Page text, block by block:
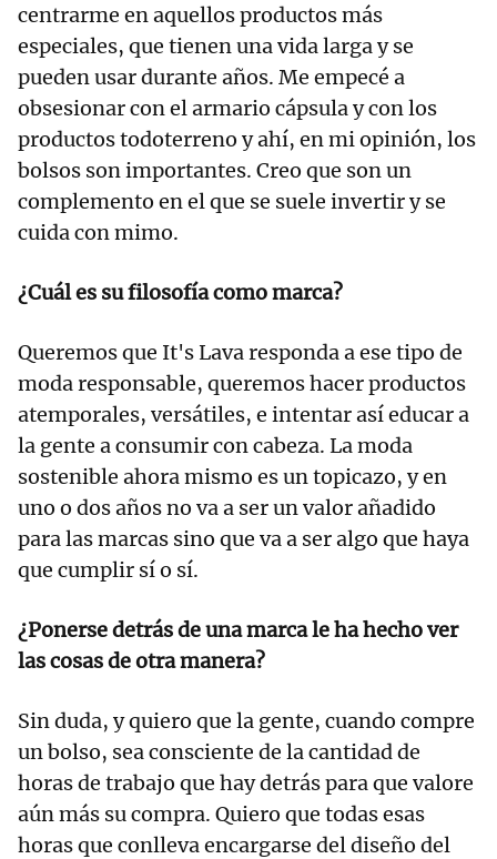
centrarme en aquellos productos más
especiales, que tienen una vida larga y se
pueden usar durante años. Me empecé a
obsesionar con el armario cápsula y con los
productos todoterreno y ahí, en mi opinión, los
bolsos son importantes. Creo que son un
complemento en el que se suele invertir y se
cuida con mimo.
¿Cuál es su filosofía como marca?
Queremos que It's Lava responda a ese tipo de
moda responsable, queremos hacer productos
atemporales, versátiles, e intentar así educar a
la gente a consumir con cabeza. La moda
sostenible ahora mismo es un topicazo, y en
uno o dos años no va a ser un valor añadido
para las marcas sino que va a ser algo que haya
que cumplir sí o sí.
¿Ponerse detrás de una marca le ha hecho ver
las cosas de otra manera?
Sin duda, y quiero que la gente, cuando compre
un bolso, sea consciente de la cantidad de
horas de trabajo que hay detrás para que valore
aún más su compra. Quiero que todas esas
horas que conlleva encargarse del diseño del